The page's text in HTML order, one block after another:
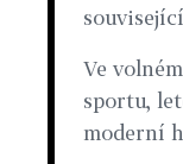
Ve
sportu,
moderní